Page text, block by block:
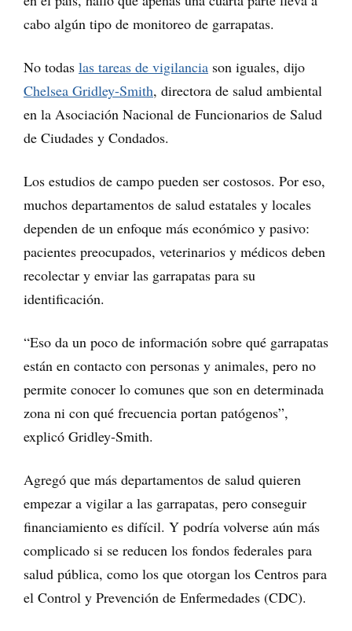
cabo algún tipo de monitoreo de garrapatas.
No todas las tareas de vigilancia son iguales, dijo
Chelsea Gridley-Smith, directora de salud ambiental
en la Asociación Nacional de Funcionarios de Salud
de Ciudades y Condados.
Los estudios de campo pueden ser costosos. Por eso,
muchos departamentos de salud estatales y locales
dependen de un enfoque más económico y pasivo:
pacientes preocupados, veterinarios y médicos deben
recolectar y enviar las garrapatas para su
identificación.
“Eso da un poco de información sobre qué garrapatas
están en contacto con personas y animales, pero no
permite conocer lo comunes que son en determinada
zona ni con qué frecuencia portan patógenos”,
explicó Gridley-Smith.
Agregó que más departamentos de salud quieren
empezar a vigilar a las garrapatas, pero conseguir
financiamiento es difícil. Y podría volverse aún más
complicado si se reducen los fondos federales para
salud pública, como los que otorgan los Centros para
el Control y Prevención de Enfermedades (CDC).